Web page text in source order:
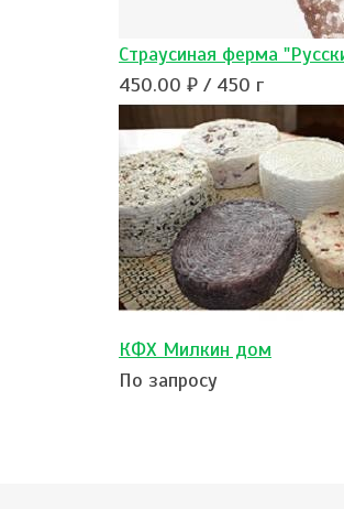
Страусиная ферма
450.00 ₽ / 450 г
КФХ Милкин дом
По запросу